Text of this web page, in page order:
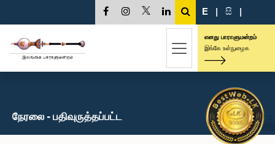
E | සි |
எனது பாராளுமன்றம்
இங்கே உள்நுழைக
நேரலை - பதிவுருத்தப்பட்ட